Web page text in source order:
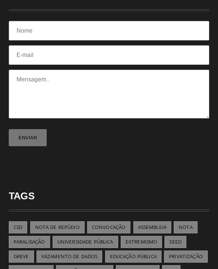
TAGS
CSD NOTA DE REPÚDIO CONVOCAÇÃO ASSEMBLEIA NOTA
PARALISAÇÃO UNIVERSIDADE PÚBLICA EXTREMISMO SEED
GREVE VAZAMENTO DE DADOS EDUCAÇÃO PÚBLICA PRIVATIZAÇÃO